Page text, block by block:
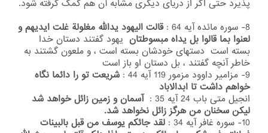
پذیرد حتی اگر از دریای دیگری مشابه آن هم کمک گرفته شود.
8- سوره مائده آیه 64 :
قالت الیهود یدالله مغلولة غلت ایدیهم و
لعنوا بما قالوا بل یداه مبسوطتان یهود گفتند دستان خدا
بسته است دستهای خودشان بسته است ، و ملعون گشتند به
خاطر آنچه گفتند ، بل دستان او باز است
9- مزامیر داوود مزمور 119 آیه 44 :
شریعت تو را دائما نگاه
خواهم داشت تا ابدالاباد
انجیل متی باب 24 آیه 35 :
آسمان و زمین زائل خواهد شد
لیکن سخنان من هرگز زائل نخواهد شد.
10- سوره غافر آیه 34 :
لقد جائکم یوسف من قبل بالبینات